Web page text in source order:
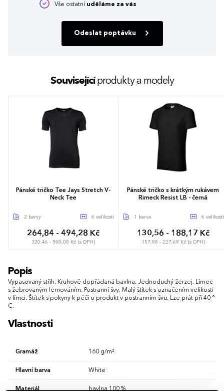
Vše ostatní uděláme za vás
Odeslat poptávku
Souvisejícíprodukty a modely
Pánské tričko Tee Jays Stretch V-
Neck Tee
2 barvy 6 velikostí
264,84 - 494,28 Kč
320,46 - 598,08 Kč (s DPH)
S
Pánské tričko s krátkým rukávem
Rimeck Resist LB - černá
1 barva 6 velikostí
130,56 - 188,17 Kč
157,98 - 227,69 Kč (s DPH)
Popis
Vypasovaný střih. Kruhově dopřádaná bavlna. Jednoduchý žerzej. Límec
s žebrovaným lemováním. Postranní švy. Malý štítek s označením velikosti
v límci. Štítek s pokyny k péči o produkt v postranním švu. Lze prát při 40 °
C.
Vlastnosti
Gramáž 160 g/m²
Hlavní barva White
Materiál bavlna 100 %